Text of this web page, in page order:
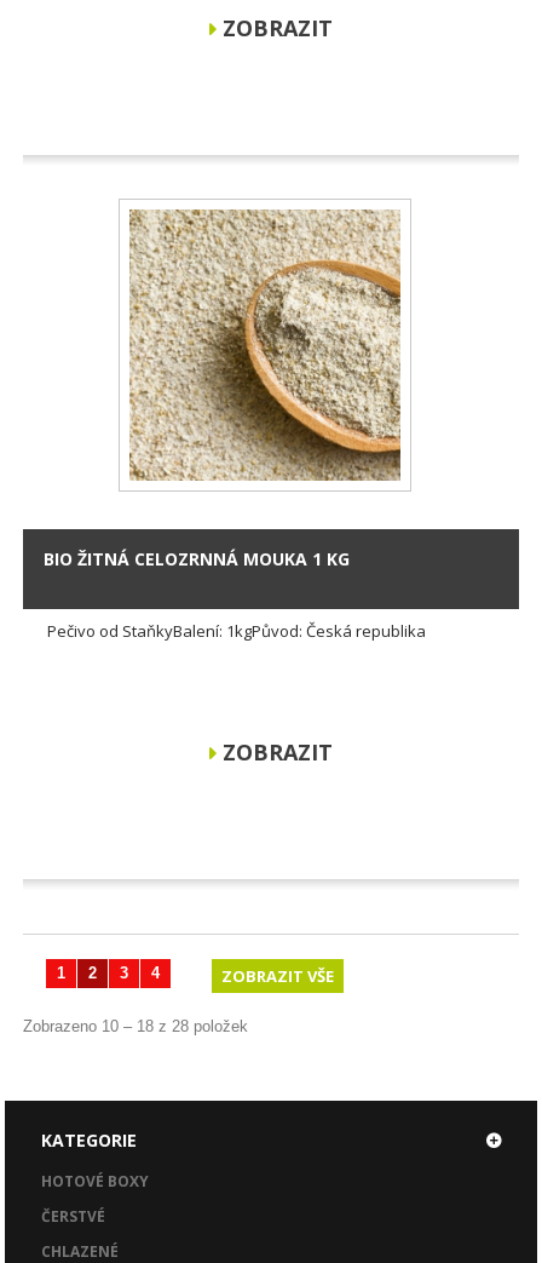
ZOBRAZIT
BIO ŽITNÁ CELOZRNNÁ MOUKA 1 KG
Pečivo od StaňkyBalení: 1kgPůvod: Česká republika
ZOBRAZIT
ZOBRAZIT VŠE
1 2 3 4
Zobrazeno 10 – 18 z 28 položek
KATEGORIE
HOTOVÉ BOXY
ČERSTVÉ
CHLAZENÉ